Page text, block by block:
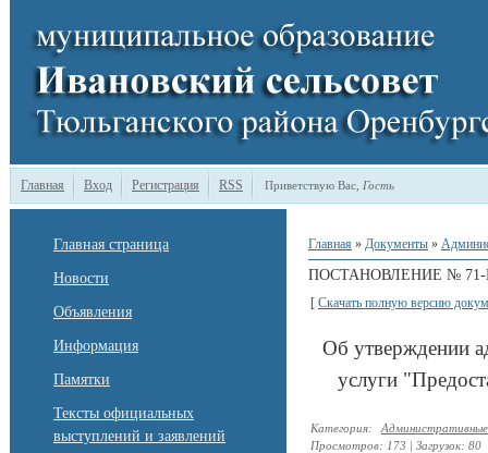
Главная Вход Регистрация RSS Приветствую Вас Гость
Главная страница
Новости
Объявления
Информация
Памятки
Тексты официальных
выступлений и заявлений
Главная » Документы »
ПОСТАНОВЛЕНИЕ № 71-
[ Скачать полную версию
Об утверждении
услуги
Категория:
Просмотров: 173 | Загрузок: 80